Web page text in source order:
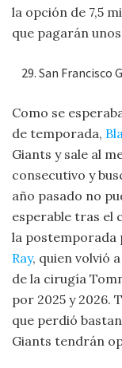
la opción de 7,5
que pagarán
San Francisco
Como se
de temporada,
Giants y sale al
consecutivo y
año pasado no
esperable tras el
la postemporada
Ray, quien volvió
de la cirugía
por 2025 y 2026.
que perdió
Giants tendrán